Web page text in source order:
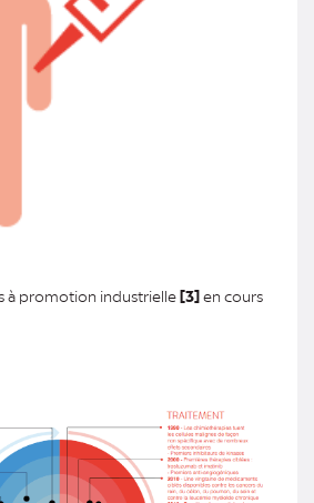
à promotion industrielle[3]en cours